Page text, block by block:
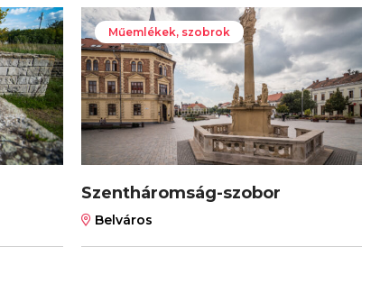
Műemlékek, szobrok
Szentháromság-szobor
Belváros